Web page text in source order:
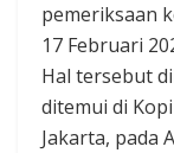
pemeriksaan
17 Februari
Hal tersebut
ditemui di
Jakarta, pada